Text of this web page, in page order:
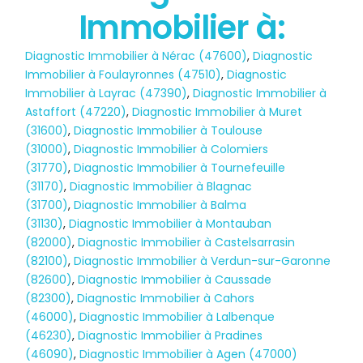
Diagnostic
Immobilier à:
Diagnostic Immobilier à Nérac (47600),Diagnostic
Immobilier à Foulayronnes (47510),Diagnostic
Immobilier à Layrac (47390),Diagnostic Immobilier à
Astaffort (47220),Diagnostic Immobilier à Muret
(31600),Diagnostic Immobilier à Toulouse
(31000),Diagnostic Immobilier à Colomiers
(31770),Diagnostic Immobilier à Tournefeuille
(31170),Diagnostic Immobilier à Blagnac
(31700),Diagnostic Immobilier à Balma
(31130),Diagnostic Immobilier à Montauban
(82000),Diagnostic Immobilier à Castelsarrasin
(82100),Diagnostic Immobilier à Verdun-sur-Garonne
(82600),Diagnostic Immobilier à Caussade
(82300),Diagnostic Immobilier à Cahors
(46000),Diagnostic Immobilier à Lalbenque
(46230),Diagnostic Immobilier à Pradines
(46090),Diagnostic Immobilier à Agen (47000)